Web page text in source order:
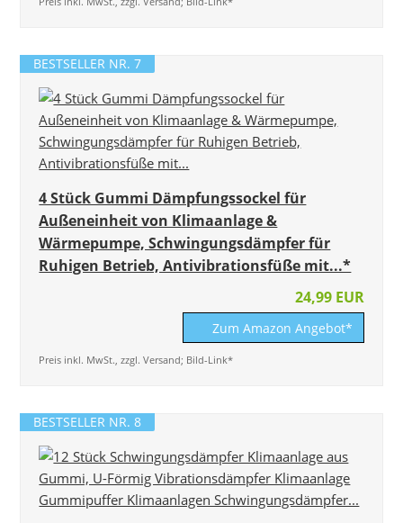
BESTSELLER NR. 7
4 Stück Gummi Dämpfungssockel für
Außeneinheit von Klimaanlage &
Wärmepumpe, Schwingungsdämpfer für
Ruhigen Betrieb, Antivibrationsfüße mit...*
24,99 EUR
Zum Amazon Angebot*
Preis inkl. MwSt., zzgl. Versand; Bild-Link*
BESTSELLER NR. 8